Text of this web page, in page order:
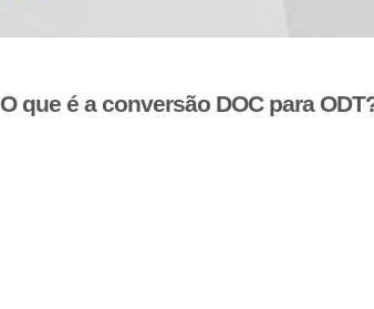
O que é a conversão DOC para